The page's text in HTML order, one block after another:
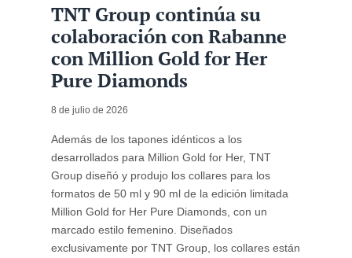
TNT Group continúa su
colaboración con Rabanne
con Million Gold for Her
Pure Diamonds
8 de julio de 2026
Además de los tapones idénticos a los
desarrollados para Million Gold for Her, TNT
Group diseñó y produjo los collares para los
formatos de 50 ml y 90 ml de la edición limitada
Million Gold for Her Pure Diamonds, con un
marcado estilo femenino. Diseñados
exclusivamente por TNT Group, los collares están